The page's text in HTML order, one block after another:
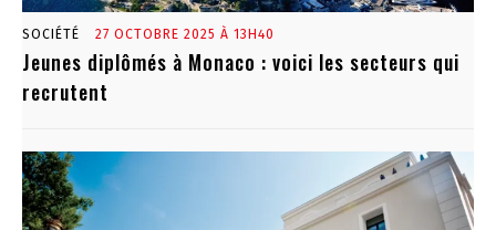
SOCIÉTÉ 27 OCTOBRE 2025 À 13H40
Jeunes diplômés à Monaco : voici les secteurs qui
recrutent